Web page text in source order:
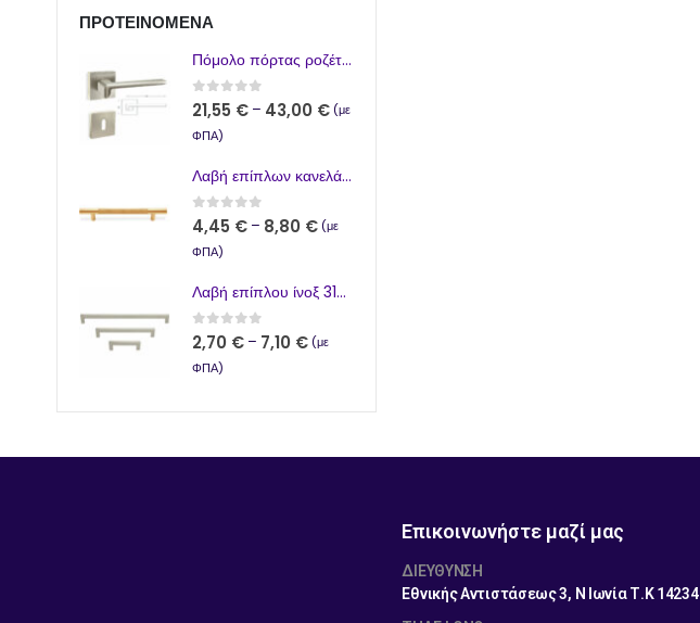
ΠΡΟΤΕΙΝΌΜΕΝΑ
Πόμολο πόρτας ροζέτα νίκελ σατινέ 264-17/2
0από 5
21,55 € – 43,00 € (με
ΦΠΑ)
Λαβή επίπλων κανελάζ Χρυσό Ματ 730-01
0 από 5
4,45 € – 8,80 € (με
ΦΠΑ)
Λαβή επίπλου ίνοξ 312-13 12x12
0 από 5
2,70 € – 7,10 € (με
ΦΠΑ)
Επικοινωνήστε μαζί μας
ΔΙΕΎΘΥΝΣΗ
Εθνικής Αντιστάσεως 3, Ν Ιωνία Τ.Κ 14234